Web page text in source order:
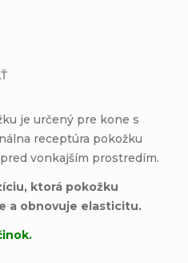
je určený pre kone s
receptúra ​​pokožku
vonkajším prostredím.
ktorá pokožku
a obnovuje elasticitu.